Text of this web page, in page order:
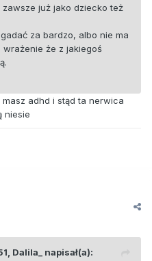
już jako dziecko też
za bardzo, albo nie ma
że z jakiegoś
adhd i stąd ta nerwica
niesie
Dalila_ napisał(a):